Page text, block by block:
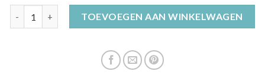
TOEVOEGEN AAN WINKELWAGEN